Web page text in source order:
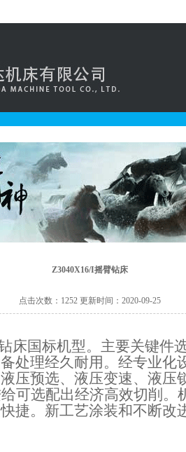
Z3040X16/I摇臂钻床
点击次数：1252 更新时间：2020-09-25
床国标机型。 主要关键件
处理经久耐用。经专业化
压预选、液压变速、液压
可选配出经济高效切削。
捷。新工艺涂装和不断改